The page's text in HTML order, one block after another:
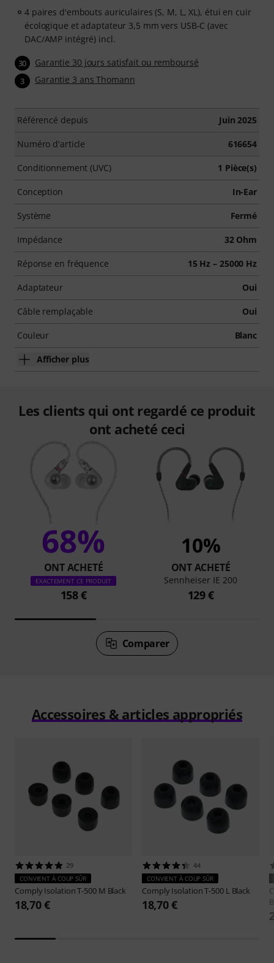
4 paires d'embouts auriculaires (S, M, L, XL), étui en cuir
écologique et adaptateur 3,5 mm vers USB-C (avec
DAC/AMP intégré) incl.
30 Garantie 30 jours satisfait ou remboursé
3 Garantie 3 ans Thomann
Référencé depuis Juin 2025
Numéro d'article 616654
Conditionnement (UVC) 1 Pièce(s)
Conception In-Ear
Système Fermé
Impédance 32 Ohm
Réponse en fréquence 15 Hz – 25000 Hz
Adaptateur Oui
Câble remplaçable Oui
Couleur Blanc
Afficher plus
Les clients qui ont regardé ce produit
ont acheté ceci
68%
ONT ACHETÉ
EXACTEMENT CE PRODUIT
158 €
10%
ONT ACHETÉ
Sennheiser IE 200
129 €
Comparer
Accessoires & articles appropriés
29
CONVIENT À COUP SÛR
Comply Isolation T-500 M Black
18,70 €
44
CONVIENT À COUP SÛR
Comply Isolation T-500 L Black
18,70 €